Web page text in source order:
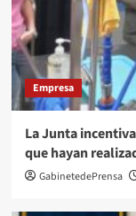
Empresa
La Junta
que hayan
GabinetedePrensa